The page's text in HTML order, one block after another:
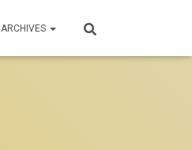
ARCHIVES